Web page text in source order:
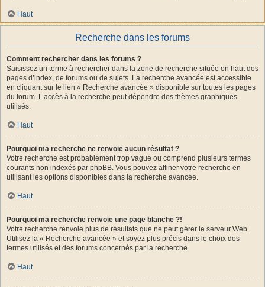
Haut
Recherche dans les forums
Comment rechercher dans les forums ?
Saisissez un terme à rechercher dans la zone de recherche située en haut des
pages d’index, de forums ou de sujets. La recherche avancée est accessible
en cliquant sur le lien « Recherche avancée » disponible sur toutes les pages
du forum. L’accès à la recherche peut dépendre des thèmes graphiques
utilisés.
Haut
Pourquoi ma recherche ne renvoie aucun résultat ?
Votre recherche est probablement trop vague ou comprend plusieurs termes
courants non indexés par phpBB. Vous pouvez affiner votre recherche en
utilisant les options disponibles dans la recherche avancée.
Haut
Pourquoi ma recherche renvoie une page blanche ?!
Votre recherche renvoie plus de résultats que ne peut gérer le serveur Web.
Utilisez la « Recherche avancée » et soyez plus précis dans le choix des
termes utilisés et des forums concernés par la recherche.
Haut